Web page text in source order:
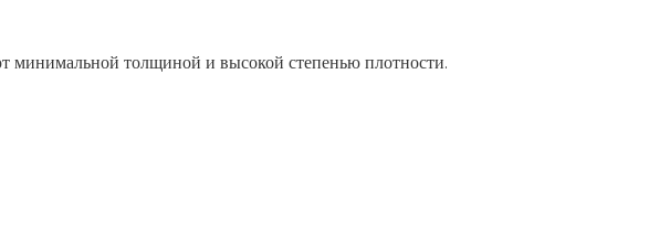
минимальной толщиной и высокой степенью плотности.